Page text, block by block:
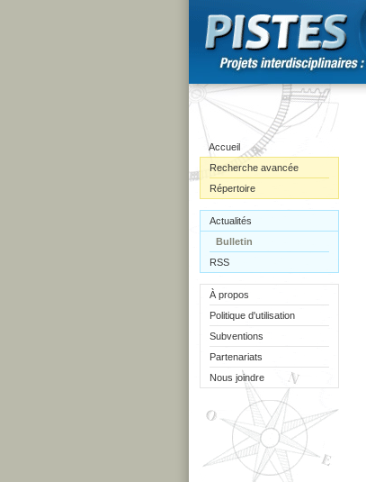
Accueil
Recherche avancée
Répertoire
Actualités
Bulletin
RSS
À propos
Politique d'utilisation
Subventions
Partenariats
Nous joindre